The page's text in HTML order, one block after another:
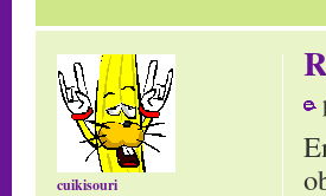
cuikisouri